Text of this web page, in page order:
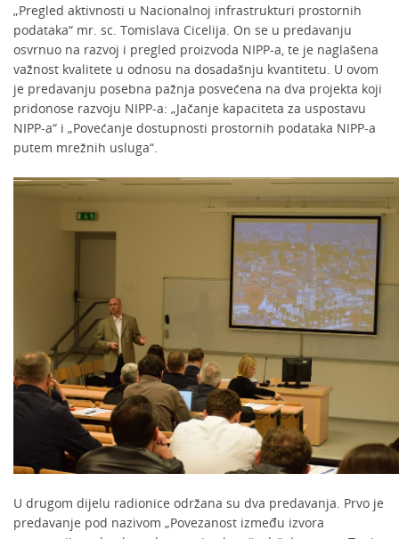
„Pregled aktivnosti u Nacionalnoj infrastrukturi prostornih
podataka“ mr. sc. Tomislava Cicelija. On se u predavanju
osvrnuo na razvoj i pregled proizvoda NIPP-a, te je naglašena
važnost kvalitete u odnosu na dosadašnju kvantitetu. U ovom
je predavanju posebna pažnja posvećena na dva projekta koji
pridonose razvoju NIPP-a: „Jačanje kapaciteta za uspostavu
NIPP-a“ i „Povećanje dostupnosti prostornih podataka NIPP-a
putem mrežnih usluga“.
U drugom dijelu radionice održana su dva predavanja. Prvo je
predavanje pod nazivom „Povezanost između izvora